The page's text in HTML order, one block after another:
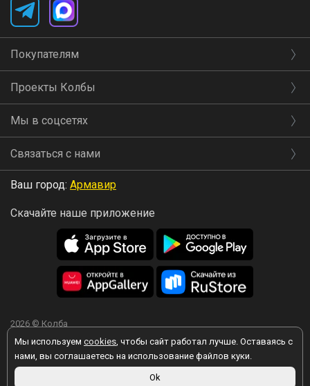
Мы используем cookies, чтобы сайт работал лучше. Оставаясь с
нами, вы соглашаетесь на использование файлов куки.
Ok
Покупателям
Проекты Колбы
Мы в соцсетях
Связаться с нами
Ваш город: Армавир
Скачайте наше приложение
2026 © Колба
Вы принимаете условия политики в отношении обработки